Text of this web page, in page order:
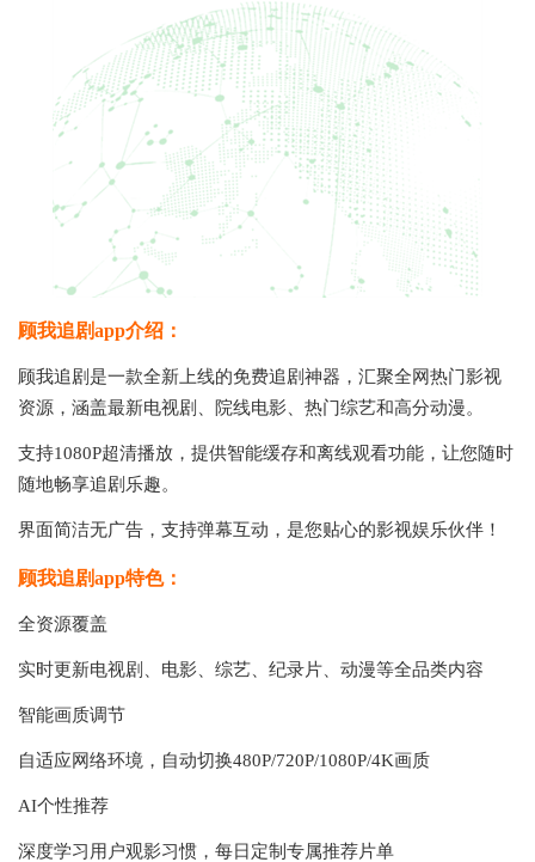
顾我追剧app介绍：
顾我追剧是一款全新上线的免费追剧神器，汇聚全网热门影视
资源，涵盖最新电视剧、院线电影、热门综艺和高分动漫。
支持1080P超清播放，提供智能缓存和离线观看功能，让您随时
随地畅享追剧乐趣。
界面简洁无广告，支持弹幕互动，是您贴心的影视娱乐伙伴！
顾我追剧app特色：
全资源覆盖
实时更新电视剧、电影、综艺、纪录片、动漫等全品类内容
智能画质调节
自适应网络环境，自动切换480P/720P/1080P/4K画质
AI个性推荐
深度学习用户观影习惯，每日定制专属推荐片单